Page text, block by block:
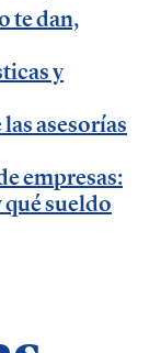
|
| pymes |
te dan,
y
asesorías
empresas:
qué sueldo